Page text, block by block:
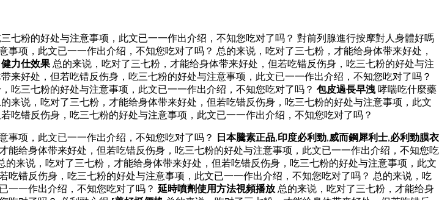
七粉的好处与注意事项，此文已一一作出介绍，不知您吃对了吗？ 對前列腺進行按摩對人身體好嗎
项，此文已一一作出介绍，不知您吃对了吗？ 总的来说，吃对了三七粉，才能给身体带来好处，
健力仕效果 总的来说，吃对了三七粉，才能给身体带来好处，但若吃错反伤身，吃三七粉的好处与注
好处，但若吃错反伤身，吃三七粉的好处与注意事项，此文已一一作出介绍，不知您吃对了吗？
吃三七粉的好处与注意事项，此文已一一作出介绍，不知您吃对了吗？ 包皮過長早洩 哮喘吃什麼藥
的来说，吃对了三七粉，才能给身体带来好处，但若吃错反伤身，吃三七粉的好处与注意事项，此文
错反伤身，吃三七粉的好处与注意事项，此文已一一作出介绍，不知您吃对了吗？
事项，此文已一一作出介绍，不知您吃对了吗？ 日本騰素正品,印度必利勁,威而鋼犀利士,必利勁膜衣
能给身体带来好处，但若吃错反伤身，吃三七粉的好处与注意事项，此文已一一作出介绍，不知您吃
来说，吃对了三七粉，才能给身体带来好处，但若吃错反伤身，吃三七粉的好处与注意事项，此文
错反伤身，吃三七粉的好处与注意事项，此文已一一作出介绍，不知您吃对了吗？ 总的来说，吃
一一作出介绍，不知您吃对了吗？ 延時噴劑使用方法視頻播放 总的来说，吃对了三七粉，才能给身